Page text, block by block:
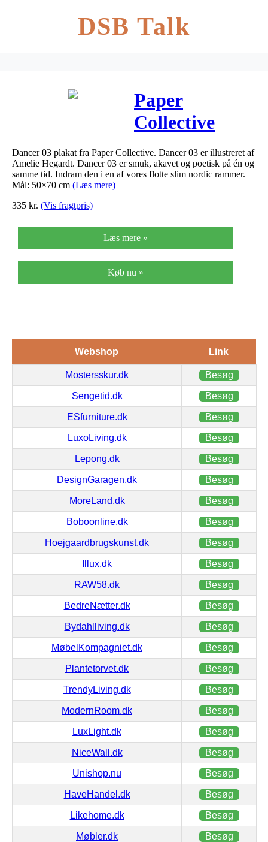
DSB Talk
Paper
Collective
Plakat Dancer
03 (50 x 70
Dancer 03 plakat fra Paper Collective. Dancer 03 er illustreret af
Amelie Hegardt. Dancer 03 er smuk, akavet og poetisk på én og
samme tid. Indram den i en af vores flotte slim nordic rammer.
Mål: 50×70 cm (Læs mere)
335 kr. (Vis fragtpris)
Læs mere »
Køb nu »
Webshop Link
Mostersskur.dk Besøg
Sengetid.dk Besøg
ESfurniture.dk Besøg
LuxoLiving.dk Besøg
Lepong.dk Besøg
DesignGaragen.dk Besøg
MoreLand.dk Besøg
Boboonline.dk Besøg
Hoejgaardbrugskunst.dk Besøg
Illux.dk Besøg
RAW58.dk Besøg
BedreNætter.dk Besøg
Bydahlliving.dk Besøg
MøbelKompagniet.dk Besøg
Plantetorvet.dk Besøg
TrendyLiving.dk Besøg
ModernRoom.dk Besøg
LuxLight.dk Besøg
NiceWall.dk Besøg
Unishop.nu Besøg
HaveHandel.dk Besøg
Likehome.dk Besøg
Møbler.dk Besøg